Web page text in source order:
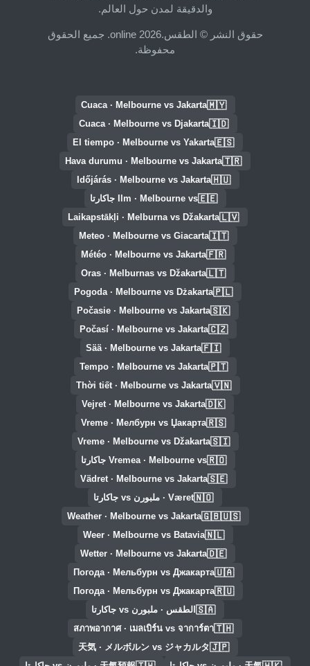
والدقيقة لمدن حول العالم.
حقوق النشر © الطقس.online 2026. جميع الحقوق
محفوظة.
🇲🇾
Cuaca · Melbourne vs Jakarta
🇮🇩
Cuaca · Melbourne vs Djakarta
🇪🇸
El tiempo · Melbourne vs Yakarta
🇹🇷
Hava durumu · Melbourne vs Jakarta
🇭🇺
Időjárás · Melbourne vs Jakarta
🇪🇪Ilm · Melbourne vs جاكارتا
🇱🇻
Laikapstākļi · Melburna vs Džakarta
🇮🇹
Meteo · Melbourne vs Giacarta
🇫🇷
Météo · Melbourne vs Jakarta
🇱🇹
Oras · Melburnas vs Džakarta
🇵🇱
Pogoda · Melbourne vs Dżakarta
🇸🇰
Počasie · Melbourne vs Jakarta
🇨🇿
Počasí · Melbourne vs Jakarta
🇫🇮
Sää · Melbourne vs Jakarta
🇵🇹
Tempo · Melbourne vs Jakarta
🇻🇳
Thời tiết · Melbourne vs Jakarta
🇩🇰
Vejret · Melbourne vs Jakarta
🇷🇸
Vreme · Мелбурн vs Џакарта
🇸🇮
Vreme · Melbourne vs Džakarta
🇷🇴Vremea · Melbourne vs جاكارتا
🇸🇪
Vädret · Melbourne vs Jakarta
🇳🇴Været · ملبورن vs جاكارتا
🇬🇧🇺🇸
Weather · Melbourne vs Jakarta
🇳🇱
Weer · Melbourne vs Batavia
🇩🇪
Wetter · Melbourne vs Jakarta
🇺🇦
Погода · Мельбурн vs Джакарта
🇷🇺
Погода · Мельбурн vs Джакарта
🇸🇦 الطقس · ملبورن vs جاكارتا
🇹🇭
สภาพอากาศ · เมลเบิร์น vs จาการ์ตา
🇯🇵
天気 · メルボルン vs ジャカルタ